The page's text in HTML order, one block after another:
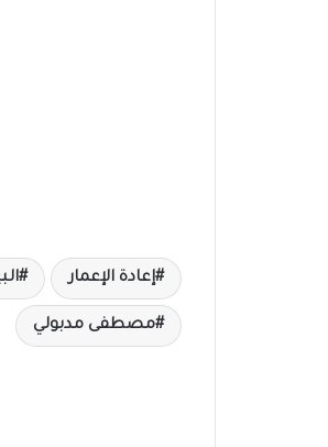
إعادة الإعمار
مصطفى مدبولي